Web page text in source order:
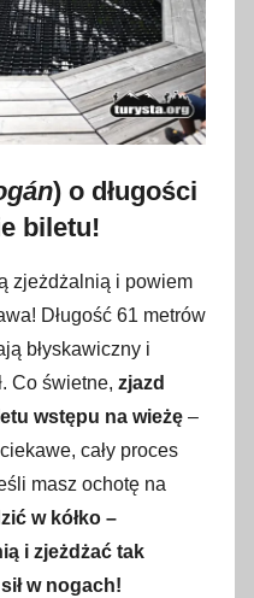
) o długości
biletu!
zjeżdżalnią i powiem
Długość 61 metrów
błyskawiczny i
Co świetne, zjazd
wstępu na wieżę –
cały proces
masz ochotę na
w kółko –
i zjeżdżać tak
w nogach!